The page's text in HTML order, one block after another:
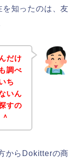
知ったのは、友
だけ
調べ
ち
いん
すの
からDokitterの商